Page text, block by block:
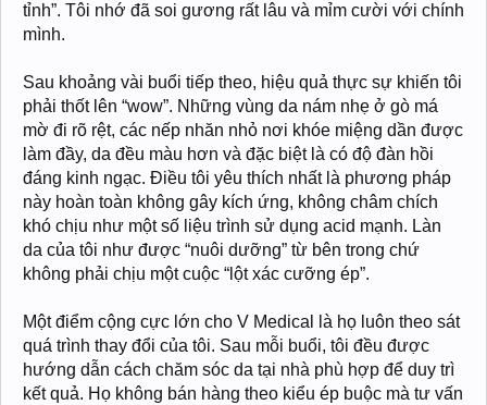
tỉnh”. Tôi nhớ đã soi gương rất lâu và mỉm cười với chính
mình.
Sau khoảng vài buổi tiếp theo, hiệu quả thực sự khiến tôi
phải thốt lên “wow”. Những vùng da nám nhẹ ở gò má
mờ đi rõ rệt, các nếp nhăn nhỏ nơi khóe miệng dần được
làm đầy, da đều màu hơn và đặc biệt là có độ đàn hồi
đáng kinh ngạc. Điều tôi yêu thích nhất là phương pháp
này hoàn toàn không gây kích ứng, không châm chích
khó chịu như một số liệu trình sử dụng acid mạnh. Làn
da của tôi như được “nuôi dưỡng” từ bên trong chứ
không phải chịu một cuộc “lột xác cưỡng ép”.
Một điểm cộng cực lớn cho V Medical là họ luôn theo sát
quá trình thay đổi của tôi. Sau mỗi buổi, tôi đều được
hướng dẫn cách chăm sóc da tại nhà phù hợp để duy trì
kết quả. Họ không bán hàng theo kiểu ép buộc mà tư vấn